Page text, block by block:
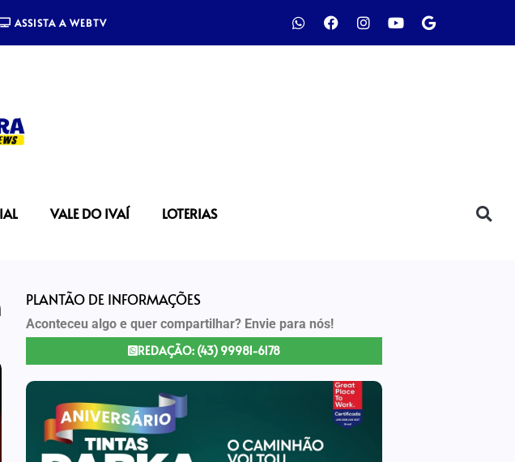
ASSISTA A WEBTV
VALE DO IVAÍ LOTERIAS
PLANTÃO DE INFORMAÇÕES
Aconteceu algo e quer compartilhar? Envie para nós!
REDAÇÃO: (43) 99981-6178